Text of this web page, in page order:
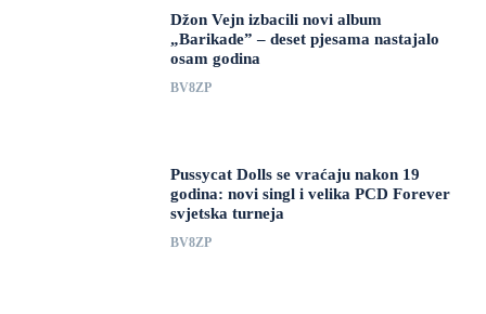
Džon Vejn izbacili novi album
„Barikade” – deset pjesama nastajalo
osam godina
BV8ZP
Pussycat Dolls se vraćaju nakon 19
godina: novi singl i velika PCD Forever
svjetska turneja
BV8ZP